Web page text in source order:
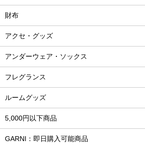
財布
アクセ・グッズ
アンダーウェア・ソックス
フレグランス
ルームグッズ
5,000円以下商品
GARNI：即日購入可能商品